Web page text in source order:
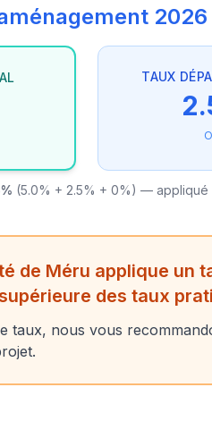
2026
TAUX
(5.0% + 2.5% + 0%) — appliqué
de Méru applique un
des taux
taux, nous vous